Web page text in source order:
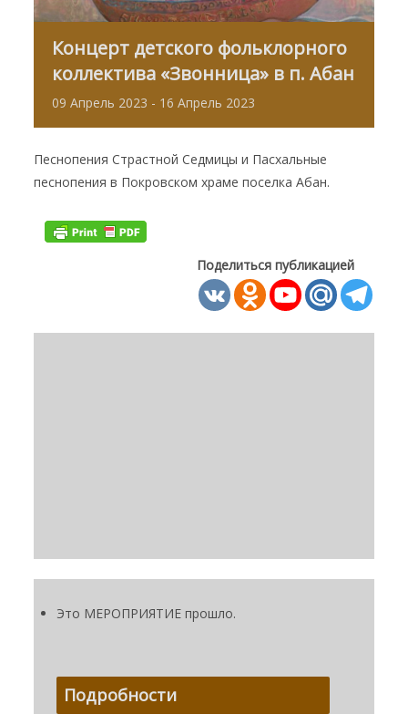
Концерт детского фольклорного
коллектива «Звонница» в п. Абан
09 Апрель 2023 - 16 Апрель 2023
Песнопения Страстной Седмицы и Пасхальные
песнопения в Покровском храме поселка Абан.
Поделиться публикацией
Это МЕРОПРИЯТИЕ прошло.
Подробности